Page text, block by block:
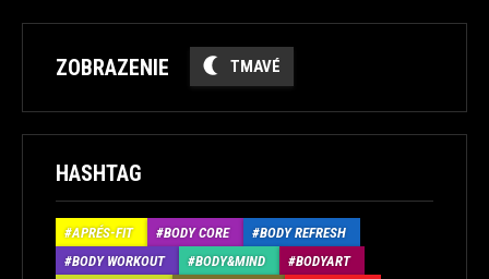
ZOBRAZENIE TMAVÉ
HASHTAG
APRÉS-FIT BODY CORE
BODY REFRESH
BODY WORKOUT
BODY&MIND
BODYART